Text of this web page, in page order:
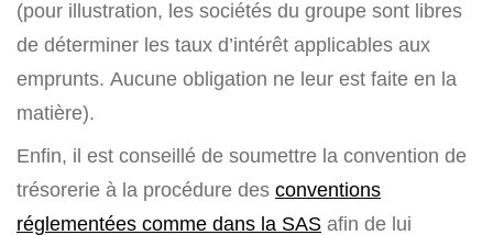
(pour illustration, les sociétés du groupe sont libres
de déterminer les taux d’intérêt applicables aux
emprunts. Aucune obligation ne leur est faite en la
matière).
Enfin, il est conseillé de soumettre la convention de
trésorerie à la procédure des conventions
réglementées comme dans la SAS afin de lui